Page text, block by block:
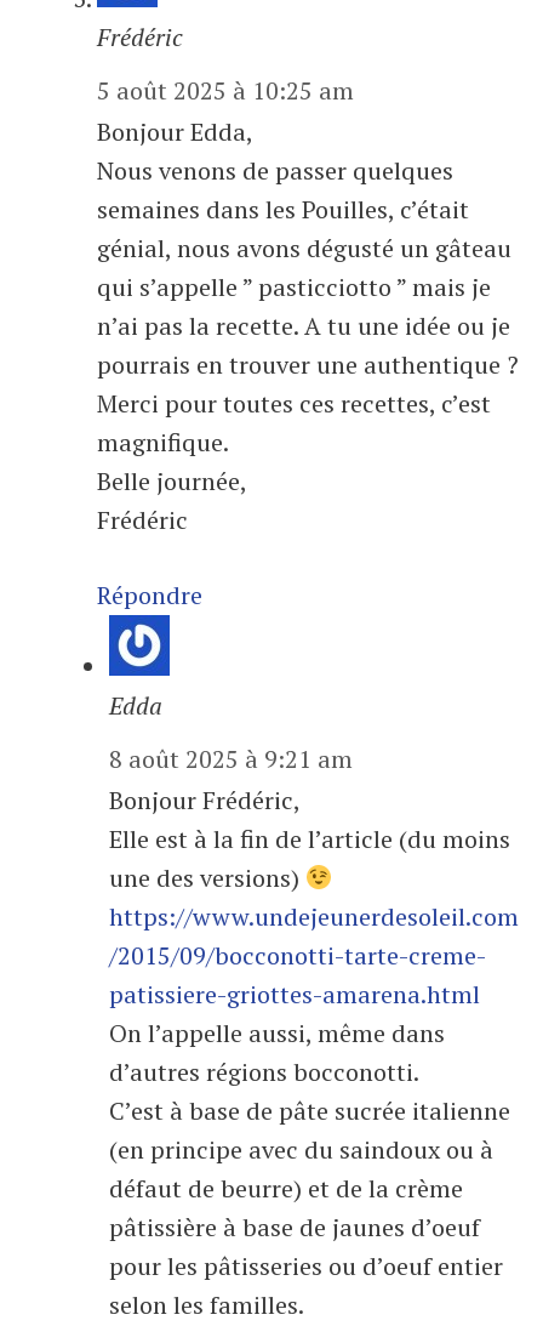
Frédéric
5 août 2025 à 10:25 am
Bonjour Edda,
Nous venons de passer quelques
semaines dans les Pouilles, c’était
génial, nous avons dégusté un gâteau
qui s’appelle ” pasticciotto ” mais je
n’ai pas la recette. A tu une idée ou je
pourrais en trouver une authentique ?
Merci pour toutes ces recettes, c’est
magnifique.
Belle journée,
Frédéric
Répondre
Edda
8 août 2025 à 9:21 am
Bonjour Frédéric,
Elle est à la fin de l’article (du moins
une des versions)
https://www.undejeunerdesoleil.com
/2015/09/bocconotti-tarte-creme-
patissiere-griottes-amarena.html
On l’appelle aussi, même dans
d’autres régions bocconotti.
C’est à base de pâte sucrée italienne
(en principe avec du saindoux ou à
défaut de beurre) et de la crème
pâtissière à base de jaunes d’oeuf
pour les pâtisseries ou d’oeuf entier
selon les familles.